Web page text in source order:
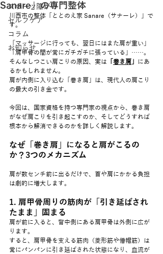
スポーツ障がい
セルフケア
コラム
お知らせ
Sanare」の専門整体
川西市の整体「ととのえ家 Sanare（サナーレ）」で
す。
「マッサージに行っても、翌日にはまた肩が重い」
「肩甲骨の間が常にガチガチに張っている」……。
そんなしつこい肩こりの原因、実は
巻き肩」 にあ
るかもしれません。
肩が内側に入り込む「巻き肩」は、現代人の肩こり
の最大の引き金です。
今回は、国家資格を持つ専門家の視点から、巻き肩
がなぜ肩こりを引き起こすのか、そしてどうすれば
根本から解消できるのかを詳しく解説します。
なぜ「巻き肩」になると肩がこるの
か？3つのメカニズム
肩が数センチ前に出るだけで、首や肩にかかる負担
は劇的に増大します。
1. 肩甲骨周りの筋肉が「引き延ばされ
たまま」固まる
肩が前に入ると、背中側にある肩甲骨は外側に広が
ります。
すると、肩甲骨を支える筋肉（菱形筋や僧帽筋）は
常にパンパンに引き延ばされた状態になり、血流が